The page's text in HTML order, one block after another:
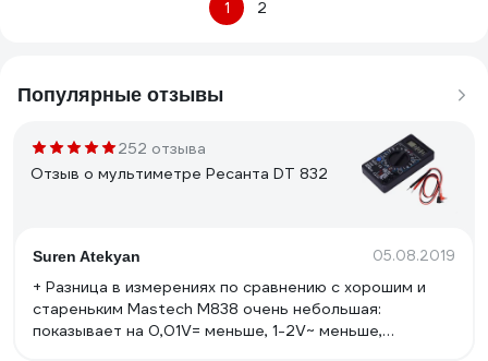
1 2
Популярные отзывы
252 отзыва
Отзыв о мультиметре Ресанта DT 832
Suren Atekyan 05.08.2019
+ Разница в измерениях по сравнению с хорошим и
стареньким Mastech M838 очень небольшая:
показывает на 0,01V= меньше, 1-2V~ меньше,